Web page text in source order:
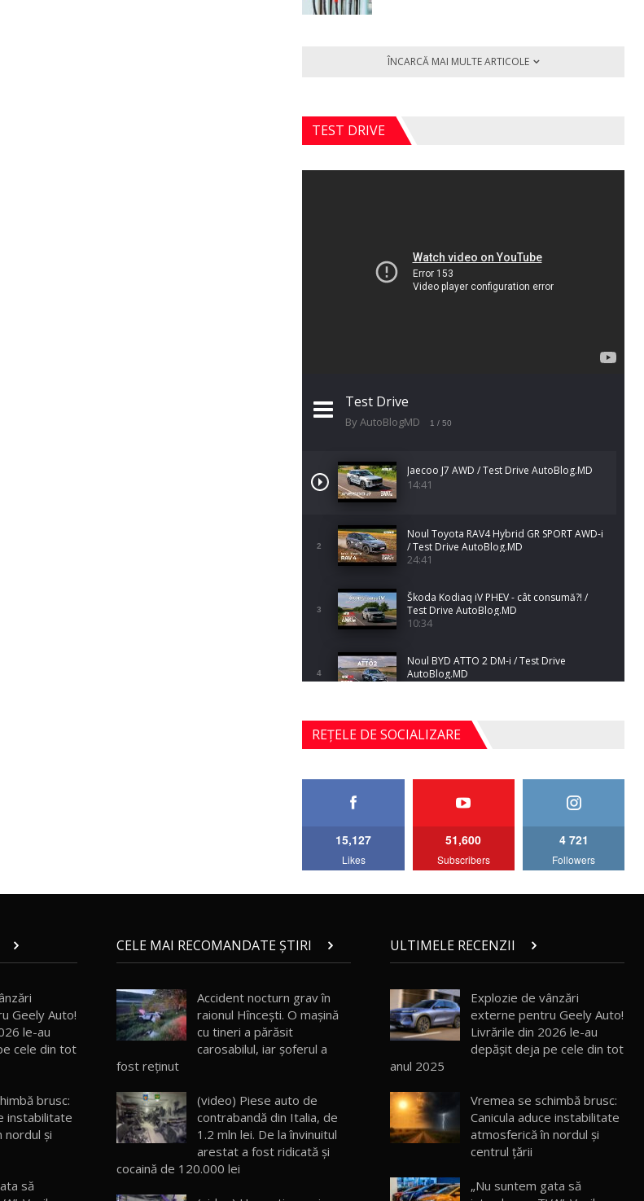
ÎNCARCĂ MAI MULTE ARTICOLE
TEST DRIVE
Test Drive
By AutoBlogMD 1 / 50
Jaecoo J7 AWD / Test Drive AutoBlog.MD
14:41
2
Noul Toyota RAV4 Hybrid GR SPORT AWD-i
/ Test Drive AutoBlog.MD
24:41
3
Škoda Kodiaq iV PHEV - cât consumă?! /
Test Drive AutoBlog.MD
10:34
4
Noul BYD ATTO 2 DM-i / Test Drive
AutoBlog.MD
5
Noul Mercedes-Benz S-Class facelift (S 580
4MATIC V223) / Test Drive AutoBlog.MD
27:33
AutoBlog.MD
15:08
15:22
10
Mercedes-AMG E 53 HYBRID 4MATIC+ /
Test Drive AutoBlog.MD
16:27
11
Noul Volvo ES90 / Test Drive AutoBlog.MD
27:58
16:48
REȚELE DE SOCIALIZARE
15,127
Likes
51,600
Subscribers
4 721
Followers
Geely Auto!
le-au
cele din tot
brusc:
instabilitate
nordul și
să
CELE MAI RECOMANDATE ȘTIRI
Accident nocturn grav în
raionul Hîncești. O mașină
cu tineri a părăsit
carosabilul, iar șoferul a
fost reținut
(video) Piese auto de
contrabandă din Italia, de
1.2 mln lei. De la învinuitul
arestat a fost ridicată și
cocaină de 120.000 lei
ULTIMELE RECENZII
Explozie de vânzări
externe pentru Geely Auto!
Livrările din 2026 le-au
depășit deja pe cele din tot
anul 2025
Vremea se schimbă brusc:
Canicula aduce instabilitate
atmosferică în nordul și
centrul țării
„Nu suntem gata să